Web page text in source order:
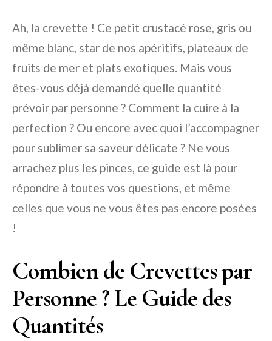
Ah, la crevette ! Ce petit crustacé rose, gris ou
même blanc, star de nos apéritifs, plateaux de
fruits de mer et plats exotiques. Mais vous
êtes-vous déjà demandé quelle quantité
prévoir par personne ? Comment la cuire à la
perfection ? Ou encore avec quoi l’accompagner
pour sublimer sa saveur délicate ? Ne vous
arrachez plus les pinces, ce guide est là pour
répondre à toutes vos questions, et même
celles que vous ne vous êtes pas encore posées
!
Combien de Crevettes par
Personne ? Le Guide des
Quantités